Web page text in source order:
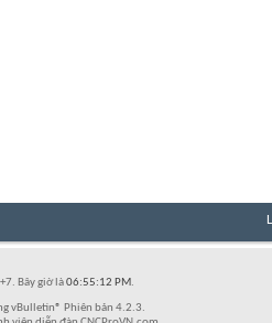
Bây giờ là06:55:12 PM.
vBulletin® Phiên bản 4.2.3.